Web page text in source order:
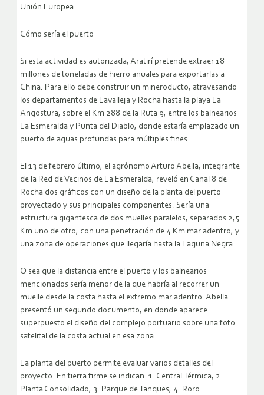
Unión Europea.
Cómo sería el puerto
Si esta actividad es autorizada, Aratirí pretende extraer 18
millones de toneladas de hierro anuales para exportarlas a
China. Para ello debe construir un mineroducto, atravesando
los departamentos de Lavalleja y Rocha hasta la playa La
Angostura, sobre el Km 288 de la Ruta 9, entre los balnearios
La Esmeralda y Punta del Diablo, donde estaría emplazado un
puerto de aguas profundas para múltiples fines.
El 13 de febrero último, el agrónomo Arturo Abella, integrante
de la Red de Vecinos de La Esmeralda, reveló en Canal 8 de
Rocha dos gráficos con un diseño de la planta del puerto
proyectado y sus principales componentes. Sería una
estructura gigantesca de dos muelles paralelos, separados 2,5
Km uno de otro, con una penetración de 4 Km mar adentro, y
una zona de operaciones que llegaría hasta la Laguna Negra.
O sea que la distancia entre el puerto y los balnearios
mencionados sería menor de la que habría al recorrer un
muelle desde la costa hasta el extremo mar adentro. Abella
presentó un segundo documento, en donde aparece
superpuesto el diseño del complejo portuario sobre una foto
satelital de la costa actual en esa zona.
La planta del puerto permite evaluar varios detalles del
proyecto. En tierra firme se indican: 1. Central Térmica; 2.
Planta Consolidado; 3. Parque de Tanques; 4. Roro